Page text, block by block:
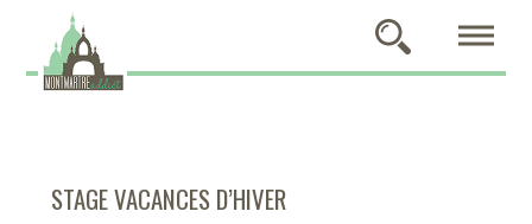
STAGE VACANCES D’HIVER